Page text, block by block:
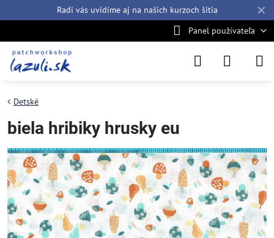
✕
Radi vás uvidíme aj na našich kurzoch šitia
Panel používateľa
Detské
biela hribiky hrusky eu